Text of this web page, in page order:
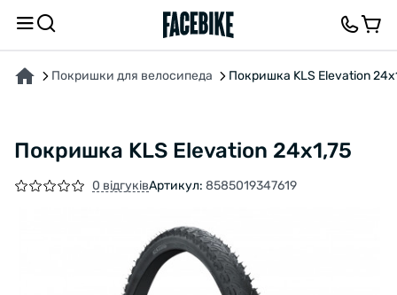
Покришки для велосипеда Покришка KLS Elevation
Покришка KLS Elevation 24x1,75
0 відгуківАртикул: 8585019347619
ПРО ТОВАР ХАРАКТЕРИСТИКИОПИС ВІДГУКИ ТА ЗАПИТАННЯ